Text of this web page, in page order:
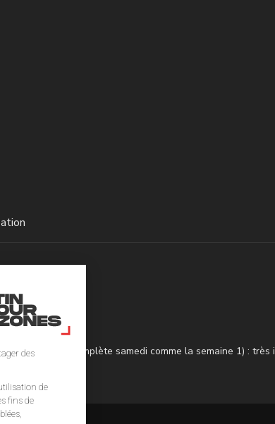
la version complète samedi comme la semaine 1) :
des
de
fins de